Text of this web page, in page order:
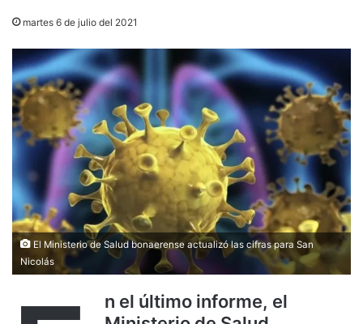
martes 6 de julio del 2021
El Ministerio de Salud bonaerense actualizó las cifras para San
Nicolás
n el último informe, el